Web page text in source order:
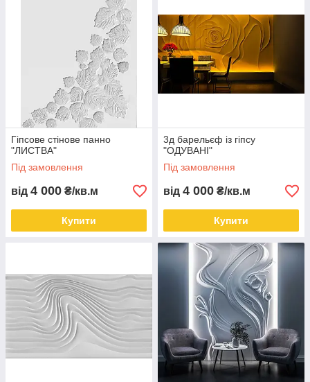
Гіпсове стінове панно
"ЛИСТВА"
Під замовлення
від 4 000 ₴/кв.м
Купити
3д барельєф із гіпсу
"ОДУВАНІ"
Під замовлення
від 4 000 ₴/кв.м
Купити